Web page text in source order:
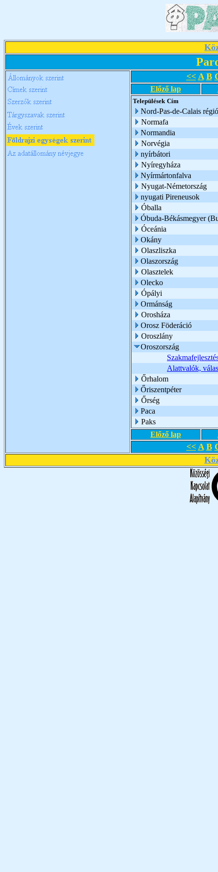
<< A B
Előző lap
Települések Cím
Nord-Pas-de-Calais régió
Normafa
Normandia
Norvégia
nyírbátori
Nyíregyháza
Nyírmártonfalva
Nyugat-Németország
nyugati Pireneusok
Óballa
Óbuda-Békásmegyer
Óceánia
Okány
Olaszliszka
Olaszország
Olasztelek
Olecko
Ópályi
Ormánság
Orosháza
Orosz Föderáció
Oroszlány
Oroszország
Alattvalók,
Őrhalom
Őriszentpéter
Őrség
Paca
Paks
Előző lap
<< A B